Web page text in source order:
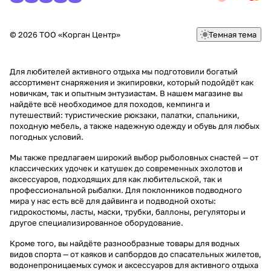
© 2026 ТОО «Корган Центр» Темная тема
Для любителей активного отдыха мы подготовили богатый
ассортимент снаряжения и экипировки, который подойдёт как
новичкам, так и опытным энтузиастам. В нашем магазине вы
найдёте всё необходимое для походов, кемпинга и
путешествий: туристические рюкзаки, палатки, спальники,
походную мебель, а также надежную одежду и обувь для любых
погодных условий.
Мы также предлагаем широкий выбор рыболовных снастей — от
классических удочек и катушек до современных эхолотов и
аксессуаров, подходящих для как любительской, так и
профессиональной рыбалки. Для поклонников подводного
мира у нас есть всё для дайвинга и подводной охоты:
гидрокостюмы, ласты, маски, трубки, баллоны, регуляторы и
другое специализированное оборудование.
Кроме того, вы найдёте разнообразные товары для водных
видов спорта — от каяков и сапбордов до спасательных жилетов,
водонепроницаемых сумок и аксессуаров для активного отдыха